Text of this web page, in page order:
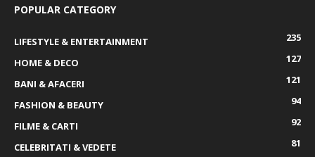
POPULAR CATEGORY
LIFESTYLE & ENTERTAINMENT
235
HOME & DECO
127
BANI & AFACERI
121
FASHION & BEAUTY
94
FILME & CARTI
92
CELEBRITATI & VEDETE
81